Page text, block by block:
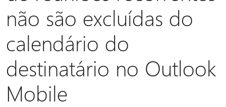
não são excluídas do
calendário do
destinatário no Outlook
Mobile